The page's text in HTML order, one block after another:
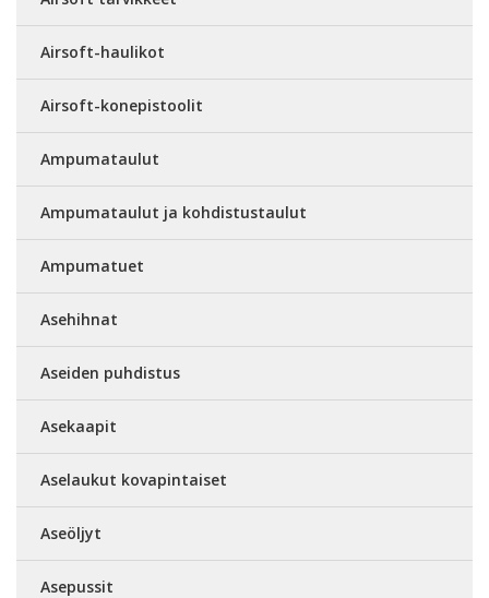
Airsoft-haulikot
Airsoft-konepistoolit
Ampumataulut
Ampumataulut ja kohdistustaulut
Ampumatuet
Asehihnat
Aseiden puhdistus
Asekaapit
Aselaukut kovapintaiset
Aseöljyt
Asepussit